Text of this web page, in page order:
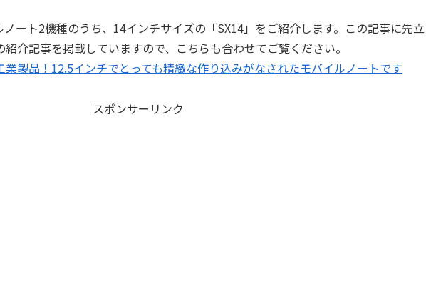
ート2機種のうち、14インチサイズの「SX14」をご紹介します。この記事に先
介記事を掲載していますので、こちらも合わせてご覧ください。
業製品！12.5インチでとっても精緻な作り込みがなされたモバイルノートです
スポンサーリンク